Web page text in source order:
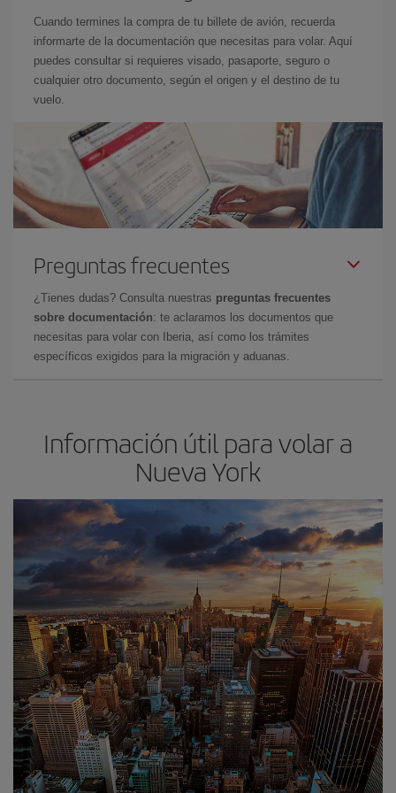
Cuando termines la compra de tu billete de avión, recuerda
informarte de la documentación que necesitas para volar. Aquí
puedes consultar si requieres visado, pasaporte, seguro o
cualquier otro documento, según el origen y el destino de tu
vuelo.
Preguntas frecuentes
¿Tienes dudas? Consulta nuestras preguntas frecuentes
sobre documentación: te aclaramos los documentos que
necesitas para volar con Iberia, así como los trámites
específicos exigidos para la migración y aduanas.
Información útil para volar a
Nueva York